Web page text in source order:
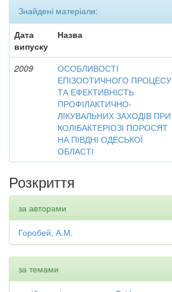
Знайдені матеріали:
Дата
випуску
Назва
2009
ОСОБЛИВОСТІ
ЕПІЗООТИЧНОГО ПРОЦЕСУ
ТА ЕФЕКТИВНІСТЬ
ПРОФІЛАКТИЧНО-
ЛІКУВАЛЬНИХ ЗАХОДІВ ПРИ
КОЛІБАКТЕРІОЗІ ПОРОСЯТ
НА ПІВДНІ ОДЕСЬКОЇ
ОБЛАСТІ
Розкриття
за авторами
Горобей, А.М.
за темами